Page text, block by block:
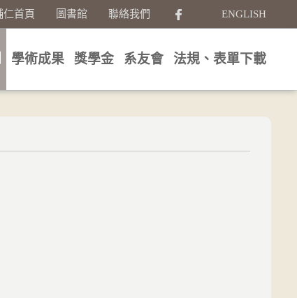
仁首頁 圖書館 聯絡我們 選擇你的語言
ENGLISH
學術成果 獎學金 系友會 法規、表單下載